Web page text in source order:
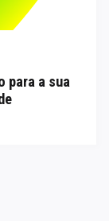
para a sua